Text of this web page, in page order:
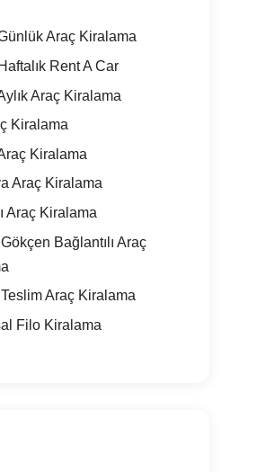
Araç Kiralama
Rent A Car
Araç Kiralama
Kiralama
Kiralama
Araç Kiralama
Araç Kiralama
Bağlantılı Araç
Araç Kiralama
Filo Kiralama